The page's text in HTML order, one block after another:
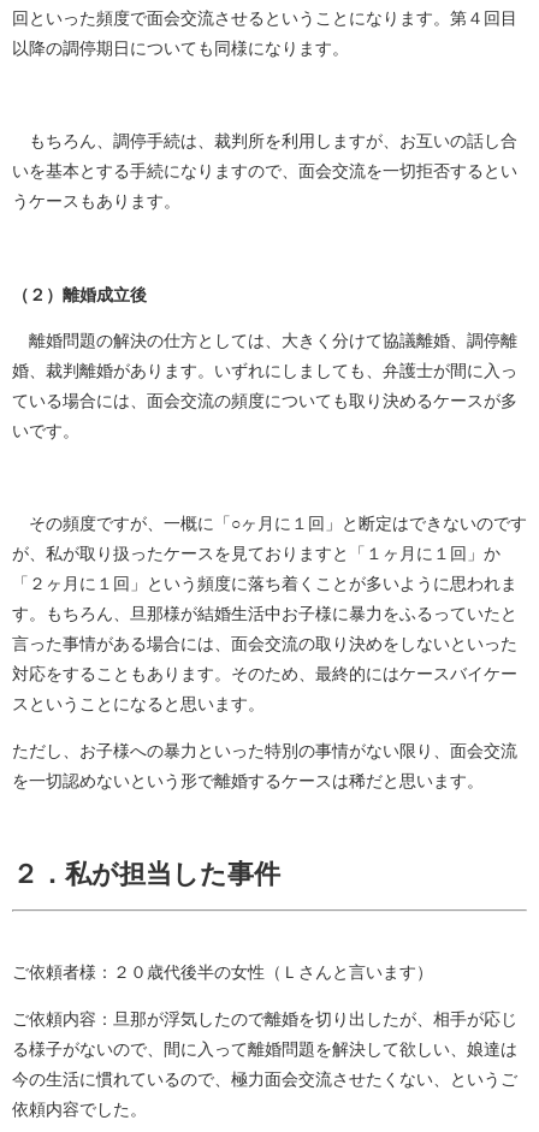
回といった頻度で面会交流させるということになります。第４回目
以降の調停期日についても同様になります。
もちろん、調停手続は、裁判所を利用しますが、お互いの話し合
いを基本とする手続になりますので、面会交流を一切拒否するとい
うケースもあります。
（２）離婚成立後
離婚問題の解決の仕方としては、大きく分けて協議離婚、調停離
婚、裁判離婚があります。いずれにしましても、弁護士が間に入っ
ている場合には、面会交流の頻度についても取り決めるケースが多
いです。
その頻度ですが、一概に「○ヶ月に１回」と断定はできないのです
が、私が取り扱ったケースを見ておりますと「１ヶ月に１回」か
「２ヶ月に１回」という頻度に落ち着くことが多いように思われま
す。もちろん、旦那様が結婚生活中お子様に暴力をふるっていたと
言った事情がある場合には、面会交流の取り決めをしないといった
対応をすることもあります。そのため、最終的にはケースバイケー
スということになると思います。
ただし、お子様への暴力といった特別の事情がない限り、面会交流
を一切認めないという形で離婚するケースは稀だと思います。
２．私が担当した事件
ご依頼者様：２０歳代後半の女性（Ｌさんと言います）
ご依頼内容：旦那が浮気したので離婚を切り出したが、相手が応じ
る様子がないので、間に入って離婚問題を解決して欲しい、娘達は
今の生活に慣れているので、極力面会交流させたくない、というご
依頼内容でした。